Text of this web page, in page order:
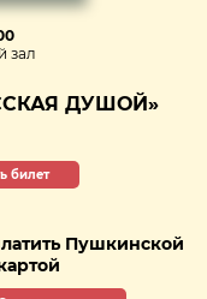
зал
ДУШОЙ»
билет
Пушкинской